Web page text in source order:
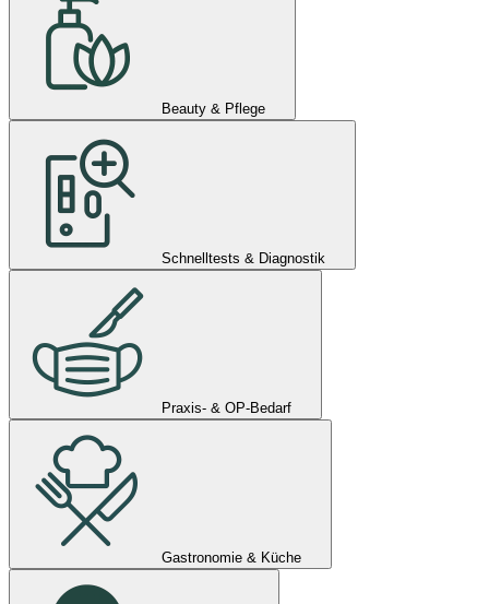
Beauty & Pflege
Schnelltests & Diagnostik
Praxis- & OP-Bedarf
Gastronomie & Küche